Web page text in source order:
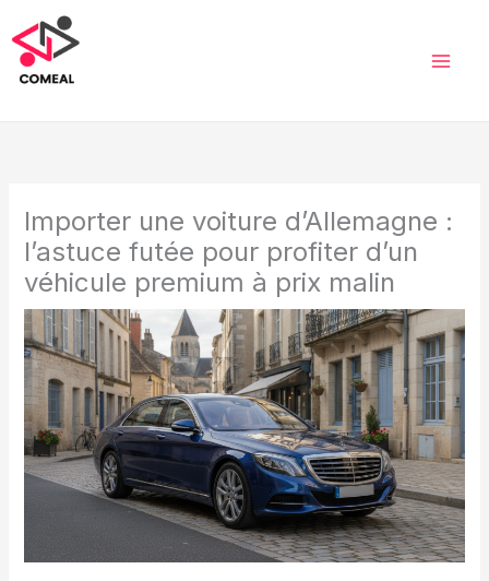
au
contenu
Importer une voiture d’Allemagne :
l’astuce futée pour profiter d’un
véhicule premium à prix malin